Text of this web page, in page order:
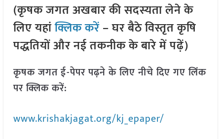
(कृषक जगत अखबार की सदस्यता लेने के
लिए यहांक्लिक करें– घर बैठे विस्तृत कृषि
पद्धतियों और नई तकनीक के बारे में पढ़ें)
कृषक जगत ई-पेपर पढ़ने के लिए नीचे दिए गए लिंक
पर क्लिक करें:
www.krishakjagat.org/kj_epaper/